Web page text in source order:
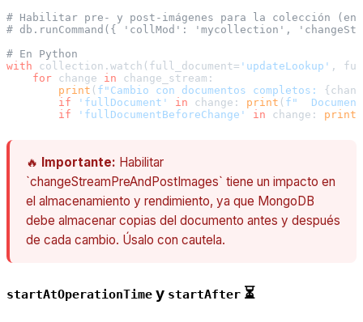
# Habilitar pre- y post-imágenes para la colección (en
# db.runCommand({ 'collMod': 'mycollection',
# En Python
with collection.watch(full_document= 'updateLookup' ,
for change in change_stream:
print ( f"Cambio con documentos completos:
if
'fullDocument' in change: print ( f"
if
'fullDocumentBeforeChange' in change: print
🔥 Importante: Habilitar
`changeStreamPreAndPostImages` tiene un impacto en
el almacenamiento y rendimiento, ya que MongoDB
debe almacenar copias del documento antes y después
de cada cambio. Úsalo con cautela.
startAtOperationTime y startAfter ⏳